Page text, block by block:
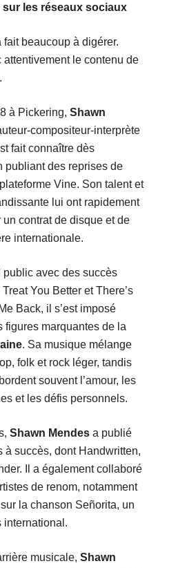
sur les réseaux sociaux
beaucoup à digérer.
attentivement le contenu de
à Pickering, Shawn
compositeur-interprète
fait connaître dès
publiant des reprises de
Vine. Son talent et
lui ont rapidement
contrat de disque et de
internationale.
public avec des succès
You Better et There’s
Back, il s’est imposé
figures marquantes de la
. Sa musique mélange
folk et rock léger, tandis
souvent l’amour, les
et les défis personnels.
Shawn Mendesa publié
à succès, dont Handwritten,
Il a également collaboré
de renom, notamment
la chanson Señorita, un
international.
musicale, Shawn